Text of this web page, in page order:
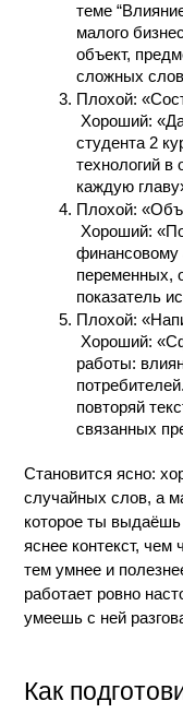
теме
малого
объект,
сложных
Плохой:
Хороший: «Дай план курсовой по педагогике для
студента 2
технологий в
каждую
Плохой:
Хороший: «Поясни формулу NPV для курсовой по
финансовому
переменных,
показатель
Плохой:
Хороший: «Сформулируй выводы по теме моей
работы:
повторяй
связанных
Становится ясно:
случайных слов, а
которое ты
яснее контекст,
тем умнее и
работает ровно
умеешь с ней
Как